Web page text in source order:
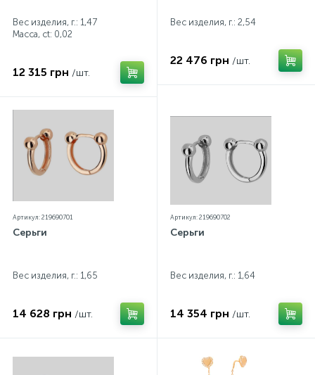
Вес изделия, г.: 1,47
Масса, ct: 0,02
12 315 грн /шт.
Вес изделия, г.: 2,54
22 476 грн /шт.
Артикул: 219690701
Серьги
Вес изделия, г.: 1,65
14 628 грн /шт.
Артикул: 219690702
Серьги
Вес изделия, г.: 1,64
14 354 грн /шт.